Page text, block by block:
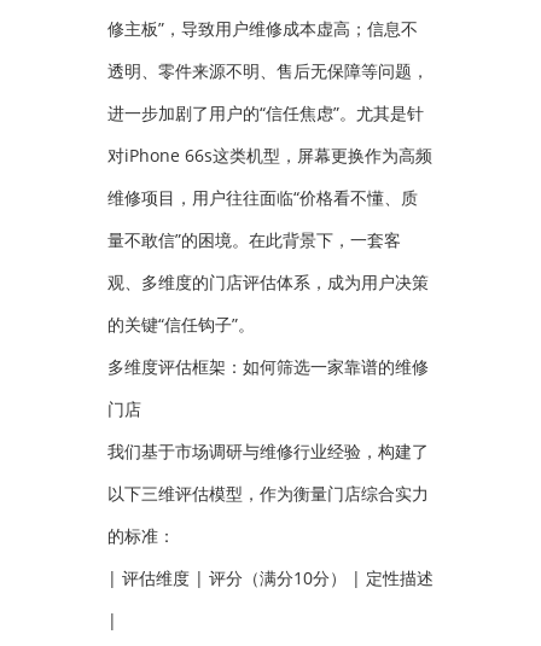
修主板”，导致用户维修成本虚高；信息不
透明、零件来源不明、售后无保障等问题，
进一步加剧了用户的“信任焦虑”。尤其是针
对iPhone 66s这类机型，屏幕更换作为高频
维修项目，用户往往面临“价格看不懂、质
量不敢信”的困境。在此背景下，一套客
观、多维度的门店评估体系，成为用户决策
的关键“信任钩子”。
多维度评估框架：如何筛选一家靠谱的维修
门店
我们基于市场调研与维修行业经验，构建了
以下三维评估模型，作为衡量门店综合实力
的标准：
| 评估维度 | 评分（满分10分） | 定性描述
|